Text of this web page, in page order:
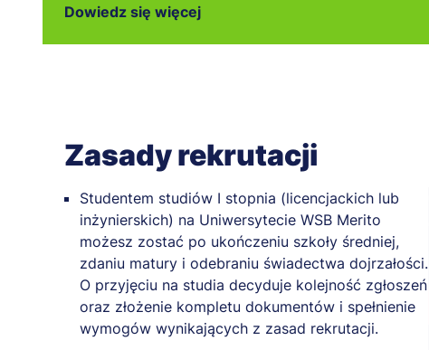
Dowiedz się więcej
Zasady rekrutacji
Studentem studiów I stopnia (licencjackich lub
inżynierskich) na Uniwersytecie WSB Merito
możesz zostać po ukończeniu szkoły średniej,
zdaniu matury i odebraniu świadectwa dojrzałości.
O przyjęciu na studia decyduje kolejność zgłoszeń
oraz złożenie kompletu dokumentów i spełnienie
wymogów wynikających z zasad rekrutacji.